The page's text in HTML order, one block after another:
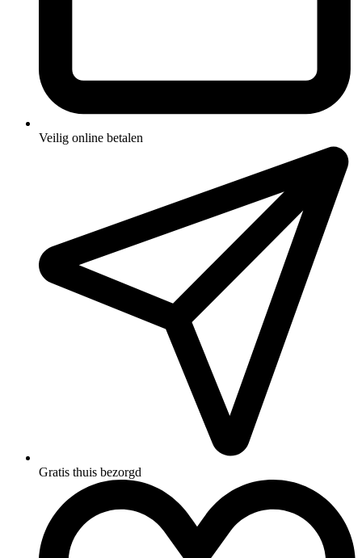
Veilig online betalen
Gratis thuis bezorgd